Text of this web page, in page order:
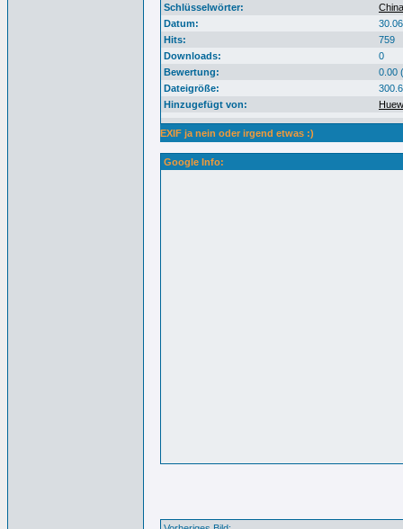
Schlüsselwörter:
Datum:
Hits:
759
Downloads:
0
Bewertung:
0.00
Dateigröße:
Hinzugefügt von:
EXIF ja nein oder irgend etwas :)
Google Info: